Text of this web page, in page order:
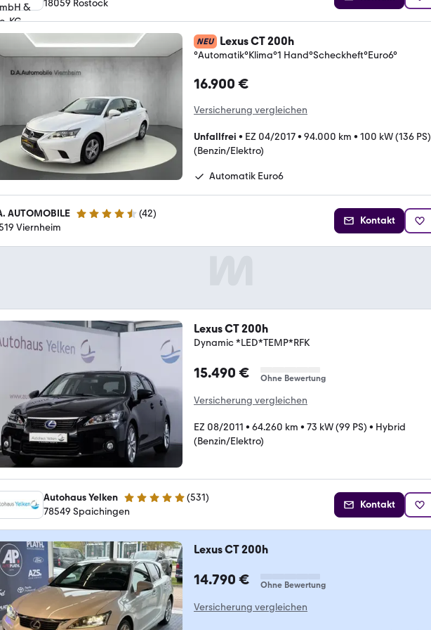
18059 Rostock
NEU Lexus CT 200h
°Automatik°Klima°1 Hand°Scheckheft°Euro6°
16.900 €
Versicherung vergleichen
Unfallfrei • EZ 04/2017• 94.000 km • 100 kW (136 PS)
(Benzin/Elektro)
Automatik Euro6
AUTOMOBILE 4.6 Sterne (42)
Viernheim
Kontakt
Lexus CT 200h
Dynamic *LED*TEMP*RFK
15.490 € Ohne Bewertung
Versicherung vergleichen
EZ 08/2011 • 64.260 km • 73 kW (99 PS) • Hybrid
(Benzin/Elektro)
Autohaus Yelken 5 Sterne (531)
78549 Spaichingen
Kontakt
Lexus CT 200h
14.790 € Ohne Bewertung
Versicherung vergleichen